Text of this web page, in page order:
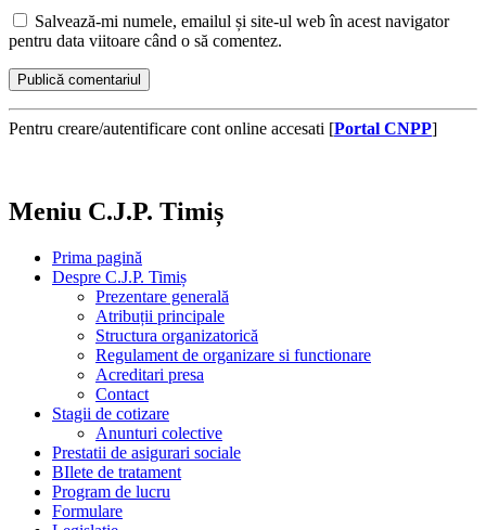
Salvează-mi numele, emailul și site-ul web în acest navigator
pentru data viitoare când o să comentez.
Pentru creare/autentificare cont online accesati [Portal CNPP]
Meniu C.J.P. Timiș
Prima pagină
Despre C.J.P. Timiș
Prezentare generală
Atribuții principale
Structura organizatorică
Regulament de organizare si functionare
Acreditari presa
Contact
Stagii de cotizare
Anunturi colective
Prestatii de asigurari sociale
BIlete de tratament
Program de lucru
Formulare